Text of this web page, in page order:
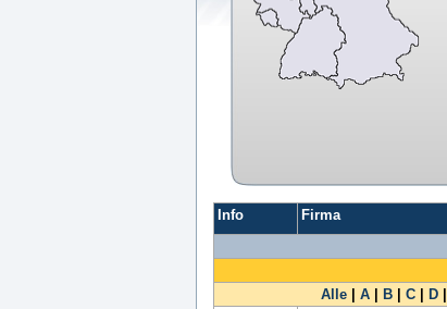
Info Firma
Alle
A B C D